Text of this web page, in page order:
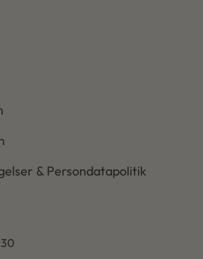
& Persondatapolitik